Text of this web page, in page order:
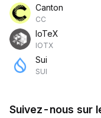
Canton
CC
IoTeX
IOTX
Sui
SUI
Suivez-nous sur